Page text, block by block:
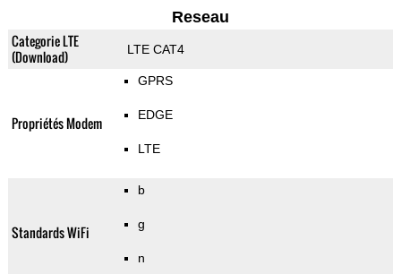
Reseau
Categorie LTE
(Download)
LTE CAT4
Propriétés Modem
GPRS
EDGE
LTE
Standards WiFi
b
g
n